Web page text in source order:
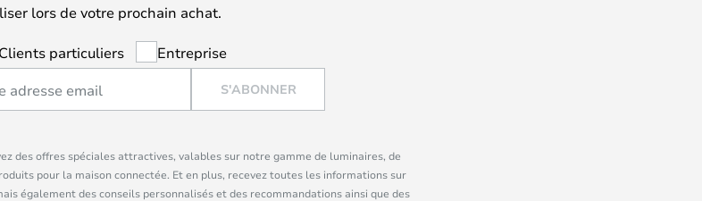
lors de votre prochain achat.
Clients particuliers Entreprise
S'ABONNER
des offres spéciales attractives, valables sur notre gamme de luminaires, de
pour la maison connectée. Et en plus, recevez toutes les informations sur
également des conseils personnalisés et des recommandations ainsi que des